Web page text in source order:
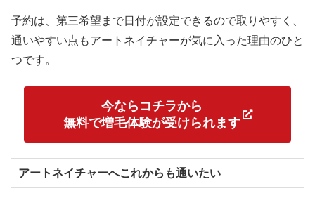
予約は、第三希望まで日付が設定できるので取りやすく、
通いやすい点もアートネイチャーが気に入った理由のひと
つです。
今ならコチラから
無料で増毛体験が受けられます
アートネイチャーへこれからも通いたい